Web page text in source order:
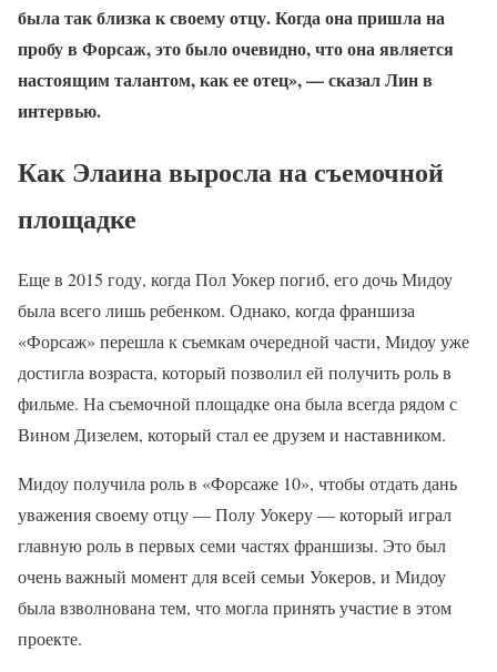
была так близка к своему отцу. Когда она пришла на
пробу в Форсаж, это было очевидно, что она является
настоящим талантом, как ее отец», — сказал Лин в
интервью.
Как Элаина выросла на съемочной
площадке
Еще в 2015 году, когда Пол Уокер погиб, его дочь Мидоу
была всего лишь ребенком. Однако, когда франшиза
«Форсаж» перешла к съемкам очередной части, Мидоу уже
достигла возраста, который позволил ей получить роль в
фильме. На съемочной площадке она была всегда рядом с
Вином Дизелем, который стал ее друзем и наставником.
Мидоу получила роль в «Форсаже 10», чтобы отдать дань
уважения своему отцу — Полу Уокеру — который играл
главную роль в первых семи частях франшизы. Это был
очень важный момент для всей семьи Уокеров, и Мидоу
была взволнована тем, что могла принять участие в этом
проекте.